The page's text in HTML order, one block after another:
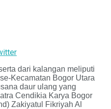
dari kalangan meliputi
Kecamatan Bogor Utara
daur ulang yang
Cendikia Karya Bogor
Zakiyatul Fikriyah Al